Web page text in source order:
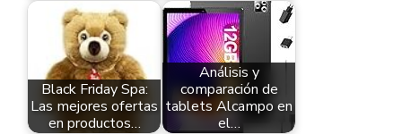
Black Friday Spa:
Las mejores ofertas
en productos…
Análisis y
comparación de
tablets Alcampo en
el…